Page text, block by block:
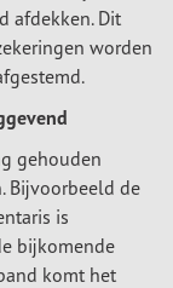
afdekken. Dit
worden
gehouden
Bijvoorbeeld de
is
bijkomende
komt het